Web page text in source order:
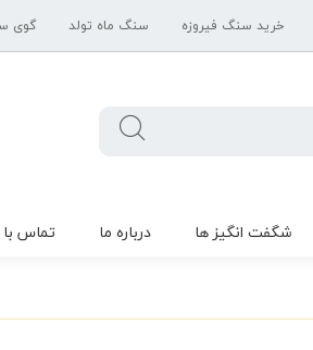
خرید سنگ فیروزه سنگ ماه تولد گوی
شگفت انگیز ها درباره ما تماس با